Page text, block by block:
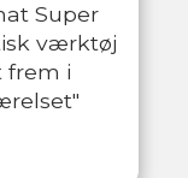
Super
værktøj
frem i